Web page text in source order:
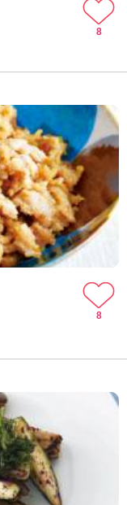
8
8